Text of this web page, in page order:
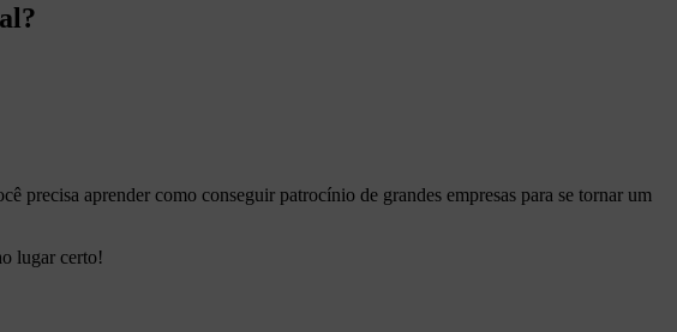
precisa aprender como conseguir patrocínio de grandes empresas para se tornar um
lugar certo!